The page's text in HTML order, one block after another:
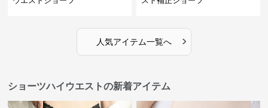
人気アイテム一覧へ ›
ショーツハイウエストの新着アイテム